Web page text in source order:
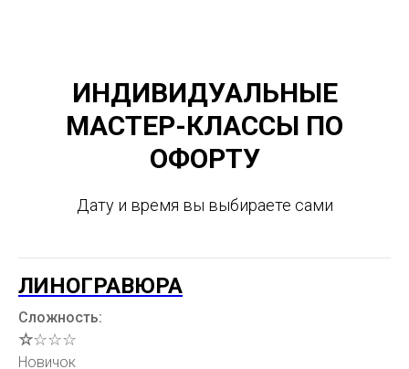
ИНДИВИДУАЛЬНЫЕ
МАСТЕР-КЛАССЫ ПО
ОФОРТУ
Дату и время вы выбираете сами
ЛИНОГРАВЮРА
Сложность:
☆☆☆☆
Новичок